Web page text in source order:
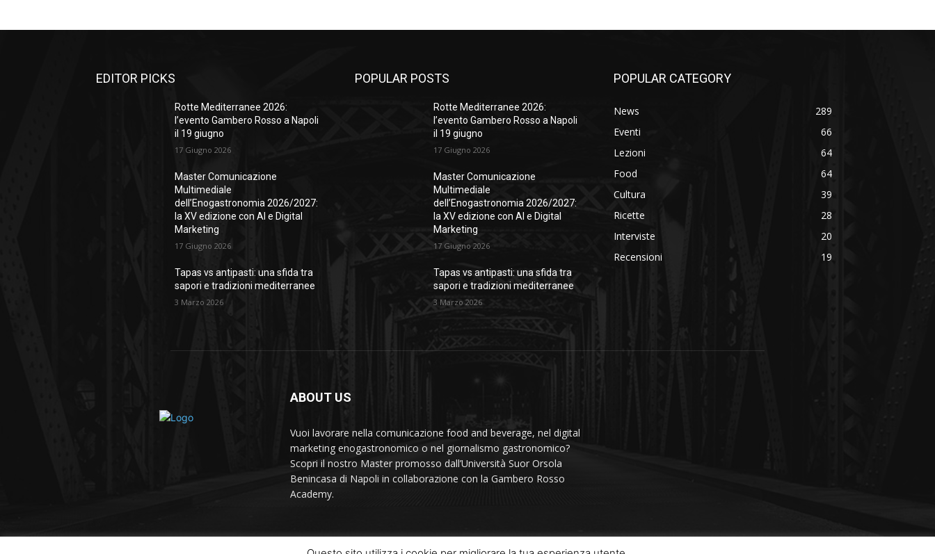
EDITOR PICKS
Rotte Mediterranee 2026:
l’evento Gambero Rosso a Napoli
il 19 giugno
17 Giugno 2026
Master Comunicazione
Multimediale
dell’Enogastronomia 2026/2027:
la XV edizione con AI e Digital
Marketing
17 Giugno 2026
Tapas vs antipasti: una sfida tra
sapori e tradizioni mediterranee
3 Marzo 2026
POPULAR POSTS
Rotte Mediterranee 2026:
l’evento Gambero Rosso a Napoli
il 19 giugno
17 Giugno 2026
Master Comunicazione
Multimediale
dell’Enogastronomia 2026/2027:
la XV edizione con AI e Digital
Marketing
17 Giugno 2026
Tapas vs antipasti: una sfida tra
sapori e tradizioni mediterranee
3 Marzo 2026
POPULAR CATEGORY
News
289
Eventi
66
Lezioni
64
Food
64
Cultura
39
Ricette
28
Interviste
20
Recensioni
19
ABOUT US
Vuoi lavorare nella comunicazione food and beverage, nel digital
marketing enogastronomico o nel giornalismo gastronomico?
Scopri il nostro Master promosso dall’Università Suor Orsola
Benincasa di Napoli in collaborazione con la Gambero Rosso
Academy.